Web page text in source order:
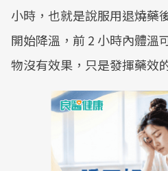
小時，也就是說服用退燒藥
開始降溫，前 2 小時內體溫
物沒有效果，只是發揮藥效